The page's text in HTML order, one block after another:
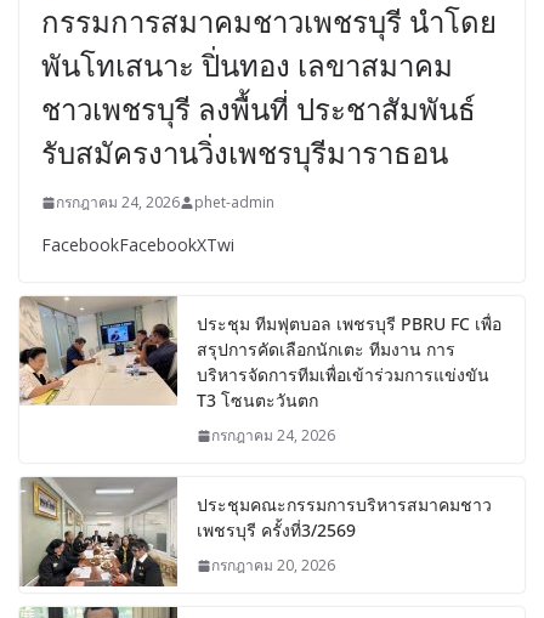
กรรมการสมาคมชาวเพชรบุรี นําโดย
พันโทเสนาะ ปิ่นทอง เลขาสมาคม
ชาวเพชรบุรี ลงพื้นที่ ประชาสัมพันธ์
รับสมัครงานวิ่งเพชรบุรีมาราธอน
กรกฎาคม 24, 2026 phet-admin
FacebookFacebookXTwi
ประชุม ทีมฟุตบอล เพชรบุรี PBRU FC เพื่อ
สรุปการคัดเลือกนักเตะ ทีมงาน การ
บริหารจัดการทีมเพื่อเข้าร่วมการแข่งขัน
T3 โซนตะวันตก
กรกฎาคม 24, 2026
ประชุมคณะกรรมการบริหารสมาคมชาว
เพชรบุรี ครั้งที่3/2569
กรกฎาคม 20, 2026